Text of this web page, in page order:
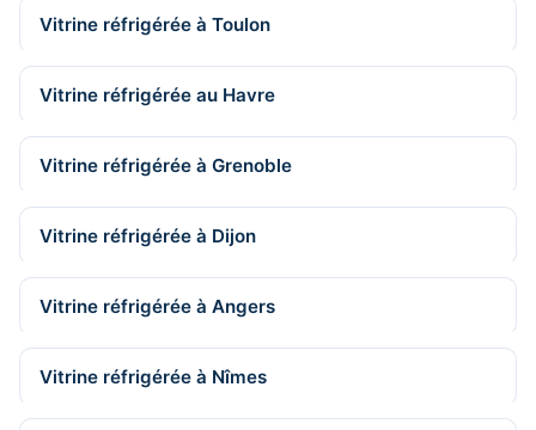
Vitrine réfrigérée à Toulon
Vitrine réfrigérée au Havre
Vitrine réfrigérée à Grenoble
Vitrine réfrigérée à Dijon
Vitrine réfrigérée à Angers
Vitrine réfrigérée à Nîmes